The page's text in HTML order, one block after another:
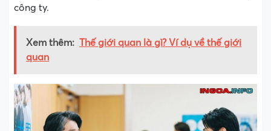
công ty.
Xem thêm: Thế giới quan là gì? Ví dụ về thế giới
quan